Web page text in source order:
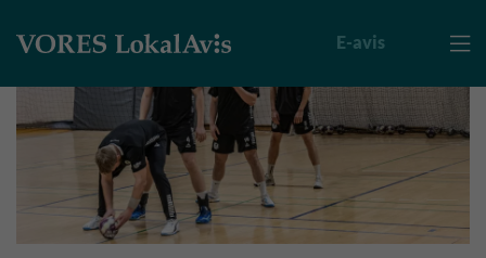

E-avis